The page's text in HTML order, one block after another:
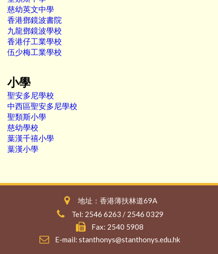
慈幼英文中學
香港鄧鏡波書院
九龍鄧鏡波學校
香港仔工業學校
伍少梅工業學校
小學
聖安多尼學校
中西區聖安多尼學校
聖類斯小學
慈幼學校
葉漢千禧小學
葉漢小學
地址：香港薄扶林道69A
Tel: 2546 6263 / 2546 0329
Fax: 2540 5908
E-mail: stanthonys@stanthonys.edu.hk